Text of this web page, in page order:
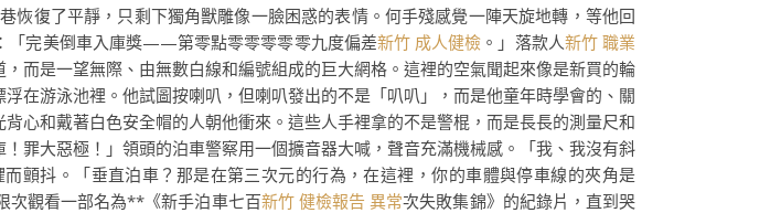
恢復了平靜，只剩下獨角獸雕像一臉困惑的表情。何手殘感覺一陣天旋地轉，等他回
「完美倒車入庫獎——第零點零零零零零九度偏差新竹 成人健檢 。」落款人新竹 職業
而是一望無際、由無數白線和編號組成的巨大網格。這裡的空氣聞起來像是新買的輪
在游泳池裡。他試圖按喇叭，但喇叭發出的不是「叭叭」，而是他童年時學會的、關
心和戴著白色安全帽的人朝他衝來。這些人手裡拿的不是警棍，而是長長的測量尺和
罪大惡極！」領頭的泊車警察用一個擴音器大喊，聲音充滿機械感。「我、我沒有斜
顫抖。「垂直泊車？那是在第三次元的行為，在這裡，你的車體與停車線的夾角是
觀看一部名為**《新手泊車七百新竹 健檢報告 異常次失敗集錦》的紀錄片，直到哭